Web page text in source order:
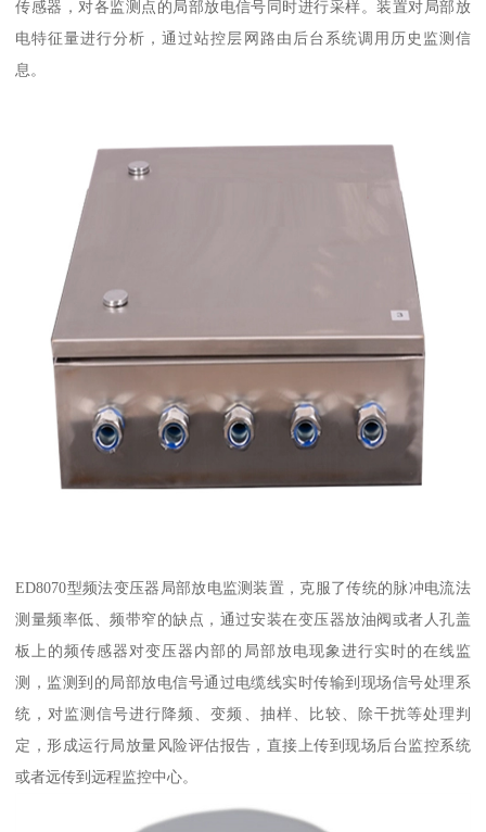
传感器，对各监测点的局部放电信号同时进行采样。装置对局部放
电特征量进行分析，通过站控层网路由后台系统调用历史监测信
息。
ED8070型频法变压器局部放电监测装置，克服了传统的脉冲电流法
测量频率低、频带窄的缺点，通过安装在变压器放油阀或者人孔盖
板上的频传感器对变压器内部的局部放电现象进行实时的在线监
测，监测到的局部放电信号通过电缆线实时传输到现场信号处理系
统，对监测信号进行降频、变频、抽样、比较、除干扰等处理判
定，形成运行局放量风险评估报告，直接上传到现场后台监控系统
或者远传到远程监控中心。